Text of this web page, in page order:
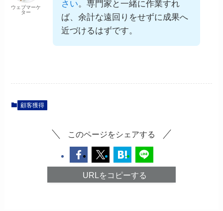
ウェブマーケ
ター
さい。専門家と一緒に作業すれ
ば、余計な遠回りをせずに成果へ
近づけるはずです。
顧客獲得
このページをシェアする
URLをコピーする